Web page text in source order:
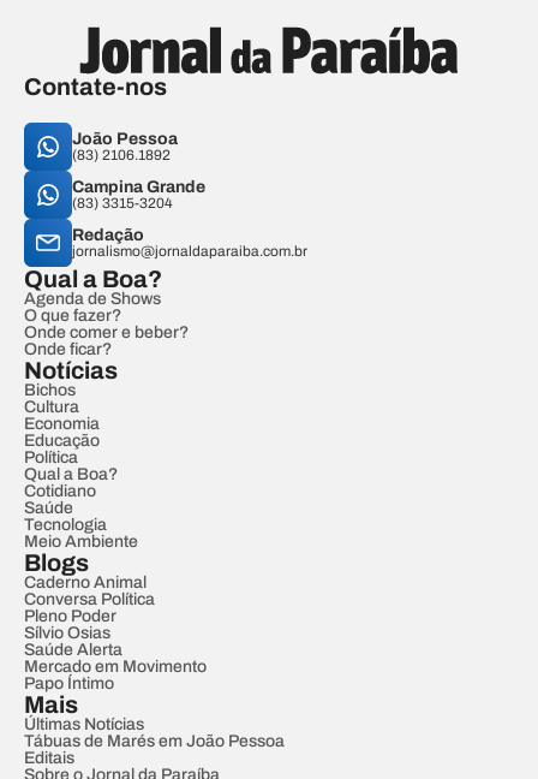
Contate-nos
João Pessoa
(83) 2106.1892
Campina Grande
(83) 3315-3204
Redação
jornalismo@jornaldaparaiba.com.br
Qual a Boa?
Agenda de Shows
O que fazer?
Onde comer e beber?
Onde ficar?
Notícias
Bichos
Cultura
Economia
Educação
Política
Qual a Boa?
Cotidiano
Saúde
Tecnologia
Meio Ambiente
Blogs
Caderno Animal
Conversa Política
Pleno Poder
Sílvio Osias
Saúde Alerta
Mercado em Movimento
Papo Íntimo
Mais
Últimas Notícias
Tábuas de Marés em João Pessoa
Editais
Sobre o Jornal da Paraíba